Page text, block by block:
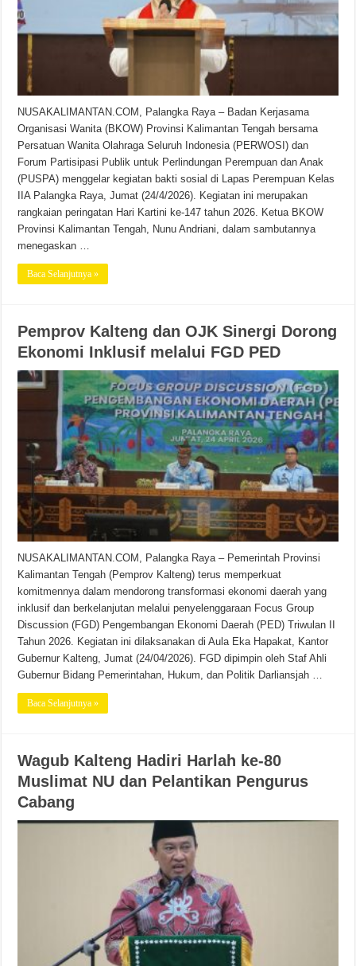
NUSAKALIMANTAN.COM, Palangka Raya – Badan Kerjasama
Organisasi Wanita (BKOW) Provinsi Kalimantan Tengah bersama
Persatuan Wanita Olahraga Seluruh Indonesia (PERWOSI) dan
Forum Partisipasi Publik untuk Perlindungan Perempuan dan Anak
(PUSPA) menggelar kegiatan bakti sosial di Lapas Perempuan Kelas
IIA Palangka Raya, Jumat (24/4/2026). Kegiatan ini merupakan
rangkaian peringatan Hari Kartini ke-147 tahun 2026. Ketua BKOW
Provinsi Kalimantan Tengah, Nunu Andriani, dalam sambutannya
menegaskan …
Baca Selanjutnya »
Pemprov Kalteng dan OJK Sinergi Dorong
Ekonomi Inklusif melalui FGD PED
NUSAKALIMANTAN.COM, Palangka Raya – Pemerintah Provinsi
Kalimantan Tengah (Pemprov Kalteng) terus memperkuat
komitmennya dalam mendorong transformasi ekonomi daerah yang
inklusif dan berkelanjutan melalui penyelenggaraan Focus Group
Discussion (FGD) Pengembangan Ekonomi Daerah (PED) Triwulan II
Tahun 2026. Kegiatan ini dilaksanakan di Aula Eka Hapakat, Kantor
Gubernur Kalteng, Jumat (24/04/2026). FGD dipimpin oleh Staf Ahli
Gubernur Bidang Pemerintahan, Hukum, dan Politik Darliansjah …
Baca Selanjutnya »
Wagub Kalteng Hadiri Harlah ke-80
Muslimat NU dan Pelantikan Pengurus
Cabang